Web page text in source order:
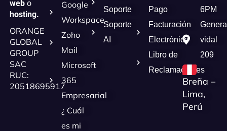
webo
hosting.
ORANGE
GLOBAL
GROUP
SAC
RUC:
20518695917
Google
Workspace
Zoho
Mail
Microsoft
365
Empresarial
¿ Cuál
es mi
Soporte
Soporte
AI
Pago
Facturación
Electrónica
Libro de
Reclamaciones
6PM
vidal
209
Breña –
Lima,
Perú